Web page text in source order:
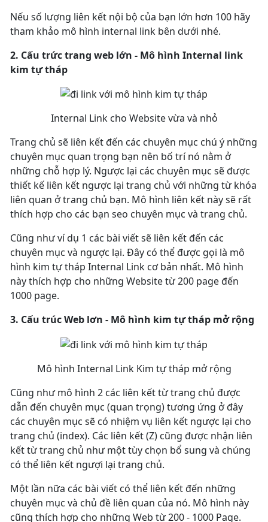
Nếu số lượng liên kết nội bộ của bạn lớn hơn 100 hãy
tham khảo mô hình internal link bên dưới nhé.
2. Cấu trức trang web lớn - Mô hình Internal link
kim tự tháp
Internal Link cho Website vừa và nhỏ
Trang chủ sẽ liên kết đến các chuyên mục chú ý những
chuyên mục quan trọng bạn nên bố trí nó nằm ở
những chỗ hợp lý. Ngược lại các chuyên mục sẽ được
thiết kế liên kết ngược lại trang chủ với những từ khóa
liên quan ở trang chủ bạn. Mô hình liên kết này sẽ rất
thích hợp cho các bạn seo chuyên mục và trang chủ.
Cũng như ví dụ 1 các bài viết sẽ liên kết đến các
chuyên mục và ngược lại. Đây có thể được gọi là mô
hình kim tự tháp Internal Link cơ bản nhất. Mô hình
này thích hợp cho những Website từ 200 page đến
1000 page.
3. Cấu trúc Web lơn - Mô hình kim tự tháp mở rộng
Mô hình Internal Link Kim tự tháp mở rộng
Cũng như mô hình 2 các liên kết từ trang chủ được
dẫn đến chuyên mục (quan trọng) tương ứng ở đây
các chuyên mục sẽ có nhiệm vụ liên kết ngược lại cho
trang chủ (index). Các liên kết (Z) cũng được nhận liên
kết từ trang chủ như một tùy chọn bổ sung và chúng
có thể liên kết ngượi lại trang chủ.
Một lần nữa các bài viết có thể liên kết đến những
chuyên mục và chủ đề liên quan của nó. Mô hình này
cũng thích hợp cho những Web từ 200 - 1000 Page.